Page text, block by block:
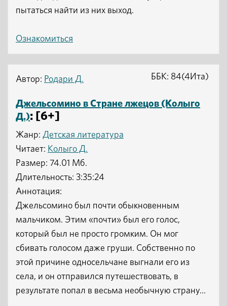
пытаться найти из них выход.
Ознакомиться
Автор: Родари Д.
Джельсомино в Стране лжецов (Колыго
Д.): [6+]
Жанр: Детская литература
Читает: Колыго Д.
ББК: 84(4Ита)
Размер: 74.01 Мб.
Длительность: 3:35:24
Аннотация:
Джельсомино был почти обыкновенным
мальчиком. Этим «почти» был его голос,
который был не просто громким. Он мог
сбивать голосом даже груши. Собственно по
этой причине односельчане выгнали его из
села, и он отправился путешествовать, в
результате попал в весьма необычную страну...